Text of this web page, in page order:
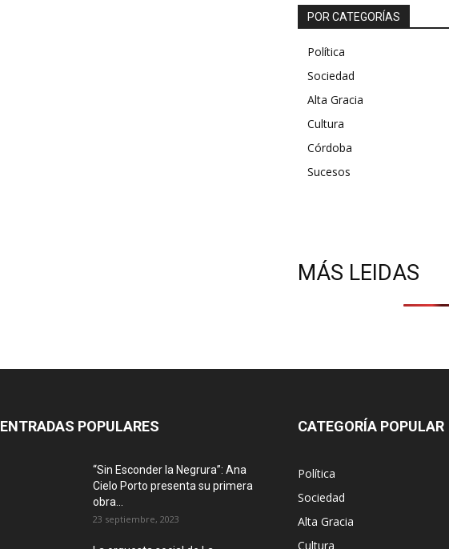
POR CATEGORÍAS
Política
Sociedad
Alta Gracia
Cultura
Córdoba
Sucesos
MÁS LEIDAS
ENTRADAS POPULARES
“Sin Esconder la Negrura”: Ana
Cielo Porto presenta su primera
obra...
23 septiembre, 2023
CATEGORÍA POPULAR
Política
Sociedad
Alta Gracia
Cultura